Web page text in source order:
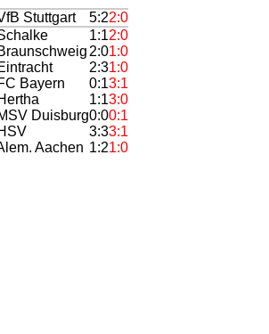
Stuttgart 5:22:0
1:12:0
2:01:0
2:31:0
Bayern 0:13:1
1:13:0
Duisburg0:00:1
3:33:1
Aachen 1:21:0